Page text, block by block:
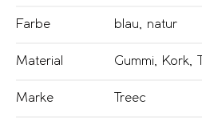
Farbe blau, natur
Material Gummi, Kork,
Marke Treec